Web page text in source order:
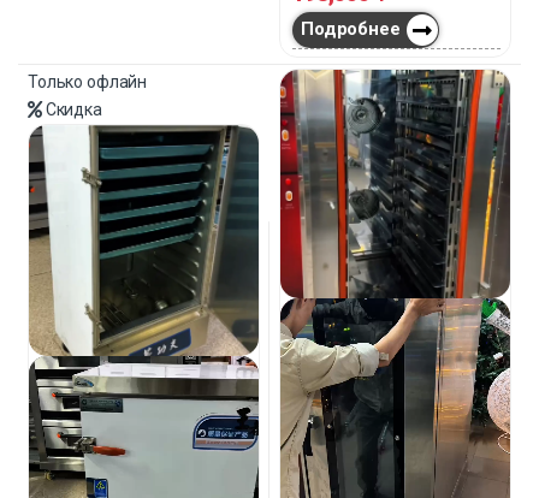
Подробнее
Только офлайн
Скидка